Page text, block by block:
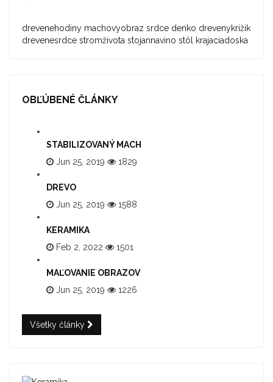
drevenehodiny machovyobraz srdce denko drevenykrižik
drevenesrdce stromživota stojannavino stôl krajaciadoska
OBĽÚBENÉ ČLÁNKY
STABILIZOVANÝ MACH
Jun 25, 2019
1829
DREVO
Jun 25, 2019
1588
KERAMIKA
Feb 2, 2022
1501
MAĽOVANIE OBRAZOV
Jun 25, 2019
1226
Všetky články